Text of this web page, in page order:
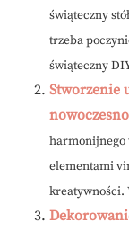
świąteczny
trzeba
świąteczny
Stworzenie
harmonijnego
elementami
kreatywności.